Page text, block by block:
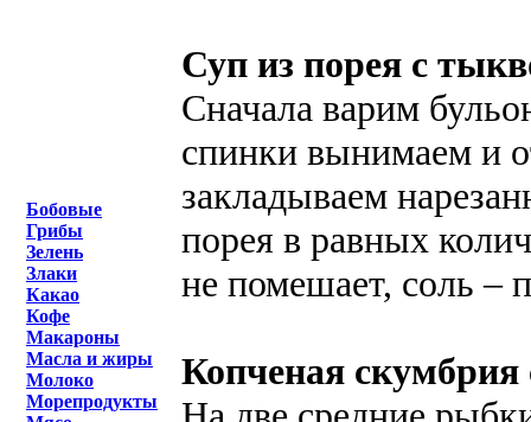
Бобовые
Грибы
Зелень
Злаки
Какао
Кофе
Макароны
Масла и жиры
Молоко
Морепродукты
Суп из порея с
Сначала варим
спинки вынимаем и
закладываем
порея в равных
не помешает, соль –
Копченая скумбрия